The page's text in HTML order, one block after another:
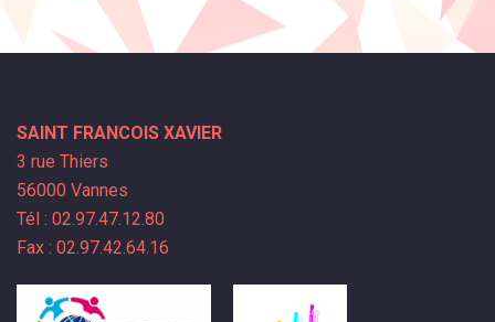
SAINT FRANCOIS XAVIER
3 rue Thiers
56000 Vannes
Tél : 02.97.47.12.80
Fax : 02.97.42.64.16